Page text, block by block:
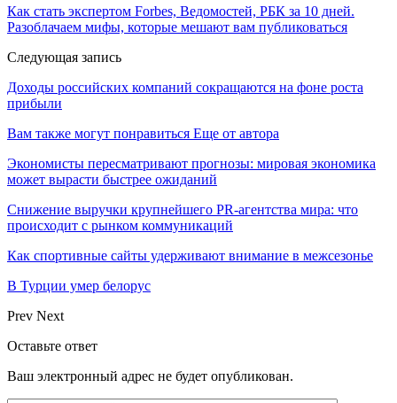
Как стать экспертом Forbes, Ведомостей, РБК за 10 дней.
Разоблачаем мифы, которые мешают вам публиковаться
Следующая запись
Доходы российских компаний сокращаются на фоне роста
прибыли
Вам также могут понравиться Еще от автора
Экономисты пересматривают прогнозы: мировая экономика
может вырасти быстрее ожиданий
Снижение выручки крупнейшего PR-агентства мира: что
происходит с рынком коммуникаций
Как спортивные сайты удерживают внимание в межсезонье
В Турции умер белорус
Prev Next
Оставьте ответ
Ваш электронный адрес не будет опубликован.